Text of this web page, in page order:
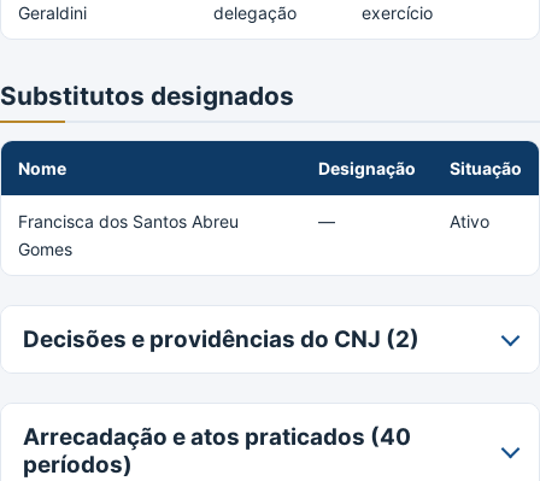
Geraldini
delegação
exercício
Substitutos designados
Nome Designação Situação
Francisca dos Santos Abreu
Gomes
— Ativo
Decisões e providências do CNJ (2)
Arrecadação e atos praticados (40
períodos)